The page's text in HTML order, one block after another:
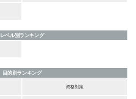
レベル別ランキング
目的別ランキング
資格対策